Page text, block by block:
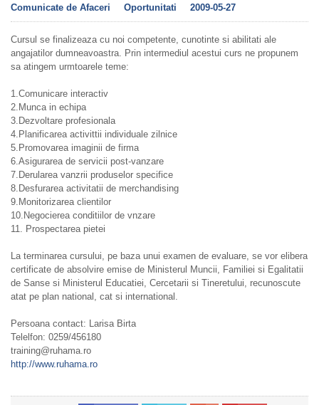
Comunicate de Afaceri Oportunitati 2009-05-27
Cursul se finalizeaza cu noi competente, cunotinte si abilitati ale
angajatilor dumneavoastra. Prin intermediul acestui curs ne propunem
sa atingem urmtoarele teme:
1.Comunicare interactiv
2.Munca in echipa
3.Dezvoltare profesionala
4.Planificarea activittii individuale zilnice
5.Promovarea imaginii de firma
6.Asigurarea de servicii post-vanzare
7.Derularea vanzrii produselor specifice
8.Desfurarea activitatii de merchandising
9.Monitorizarea clientilor
10.Negocierea conditiilor de vnzare
11. Prospectarea pietei
La terminarea cursului, pe baza unui examen de evaluare, se vor elibera
certificate de absolvire emise de Ministerul Muncii, Familiei si Egalitatii
de Sanse si Ministerul Educatiei, Cercetarii si Tineretului, recunoscute
atat pe plan national, cat si international.
Persoana contact: Larisa Birta
Telelfon: 0259/456180
training@ruhama.ro
http://www.ruhama.ro